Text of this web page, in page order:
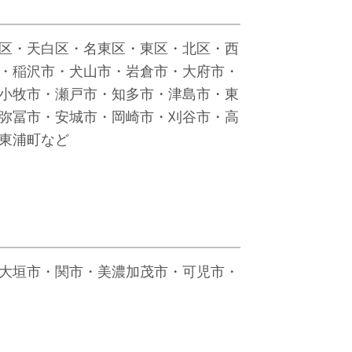
・天白区・名東区・東区・北区・西
稲沢市・犬山市・岩倉市・大府市・
牧市・瀬戸市・知多市・津島市・東
冨市・安城市・岡崎市・刈谷市・高
浦町など
垣市・関市・美濃加茂市・可児市・